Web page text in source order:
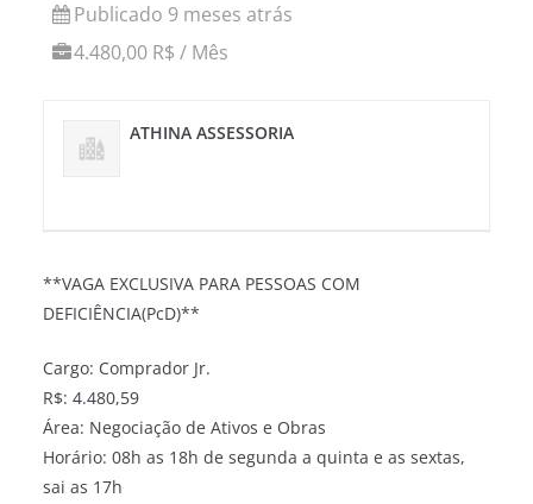
Publicado 9 meses atrás
4.480,00 R$ / Mês
ATHINA ASSESSORIA
**VAGA EXCLUSIVA PARA PESSOAS COM
DEFICIÊNCIA(PcD)**
Cargo: Comprador Jr.
R$: 4.480,59
Área: Negociação de Ativos e Obras
Horário: 08h as 18h de segunda a quinta e as sextas,
sai as 17h